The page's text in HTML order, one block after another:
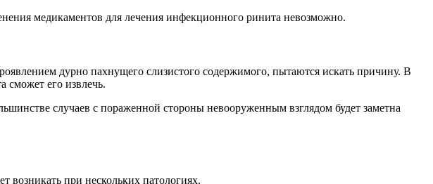
медикаментов для лечения инфекционного ринита невозможно.
дурно пахнущего слизистого содержимого, пытаются искать причину. В
сможет его извлечь.
случаев с пораженной стороны невооруженным взглядом будет заметна
возникать при нескольких патологиях.